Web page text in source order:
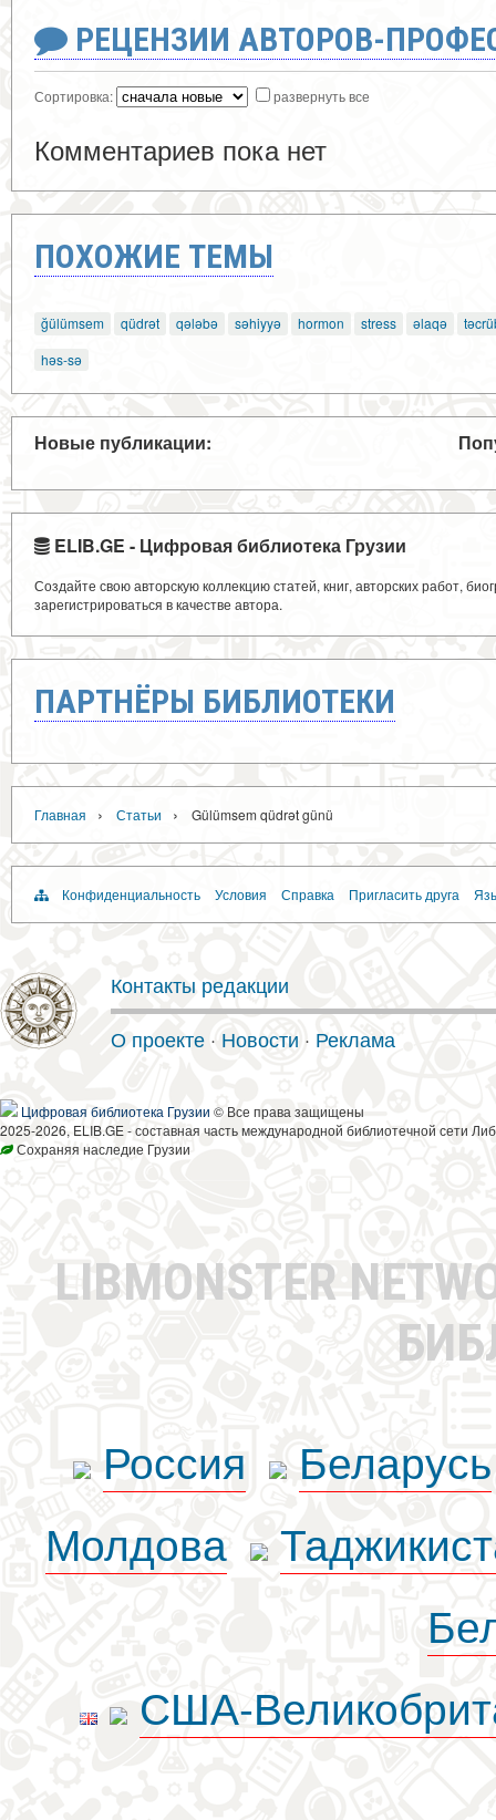
РЕЦЕНЗИИ АВТОРОВ-
Сортировка: развернуть все
Комментариев пока нет
ПОХОЖИЕ ТЕМЫ
ğülümsem qüdrət qələbə səhiyyə hormon stress əlaqə
həs-sə
Новые публикации:
ELIB.GE - Цифровая библиотека Грузии
Создайте свою авторскую коллекцию статей, книг, авторских работ,
зарегистрироваться в качестве автора.
ПАРТНЁРЫ БИБЛИОТЕКИ
Главная › Статьи › Gülümsem qüdrət günü
Конфиденциальность Условия Справка Пригласить друга
Контакты редакции
О проекте · Новости · Реклама
Цифровая библиотека Грузии © Все права защищены
2025-2026, ELIB.GE - составная часть международной библиотечной сети
Сохраняя наследие Грузии
LIBMONSTER
Россия
Беларусь
Молдова
США-